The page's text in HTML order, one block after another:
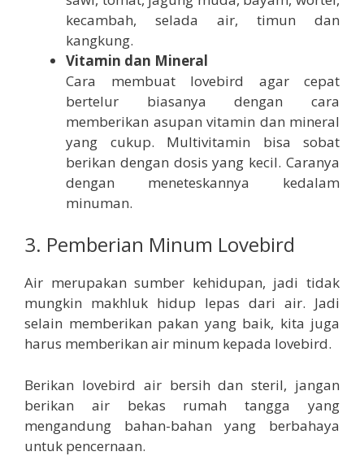
kecambah, selada air, timun dan
kangkung.
Vitamin dan Mineral
Cara membuat lovebird agar cepat
bertelur biasanya dengan cara
memberikan asupan vitamin dan mineral
yang cukup. Multivitamin bisa sobat
berikan dengan dosis yang kecil. Caranya
dengan meneteskannya kedalam
minuman.
3. Pemberian Minum Lovebird
Air merupakan sumber kehidupan, jadi tidak
mungkin makhluk hidup lepas dari air. Jadi
selain memberikan pakan yang baik, kita juga
harus memberikan air minum kepada lovebird.
Berikan lovebird air bersih dan steril, jangan
berikan air bekas rumah tangga yang
mengandung bahan-bahan yang berbahaya
untuk pencernaan.